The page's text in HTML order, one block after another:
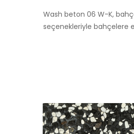
Wash beton 06 W-K,
seçenekleriyle bahçelere